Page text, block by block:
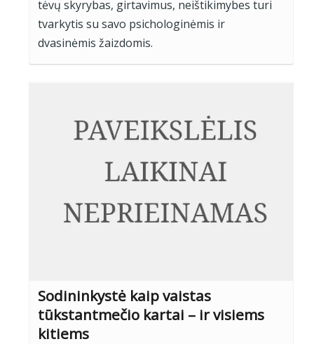
tėvų skyrybas, girtavimus, neištikimybes turi
tvarkytis su savo psichologinėmis ir
dvasinėmis žaizdomis.
Sodininkystė kaip vaistas
tūkstantmečio kartai – ir visiems
kitiems